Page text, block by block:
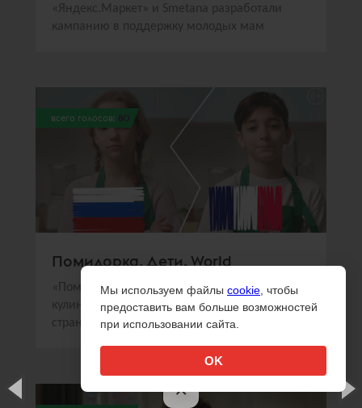
×
«Яндекс.Маркет» и Smetana разработали
кампанию в поддержку молодых мам
всего голосов: 80
Помидорка. Дети. World
«Помидорка» и Sorry,Guys.Media создали
кулинарное шоу, в котором дети из разных
стран готовили национальные блюда
Мы используем файлы cookie , чтобы
предоставить вам больше возможностей
при использовании сайта.
OK